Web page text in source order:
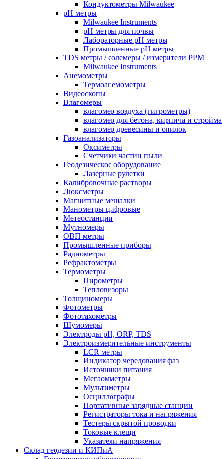
Кондуктометры Milwaukee
pH метры
Milwaukee Instruments
pH метры для почвы
Лабораторные pH метры
Промышленные pH метры
TDS метры / солемеры / измерители PPM
Milwaukee Instruments
Анемометры
Термоанемометры
Видеоскопы
Влагомеры
влагомер воздуха (гигрометры)
влагомер для бетона, кирпича и
влагомер древесины и опилок
Газоанализаторы
Оксиметры
Счетчики частиц пыли
Геодезическое оборудование
Лазерные рулетки
Калибровочные растворы
Люксметры
Магнитные мешалки
Манометры цифровые
Метеостанции
Мутномеры
ОВП метры
Промышленные приборы
Радиометры
Рефрактометры
Термометры
Пирометры
Тепловизоры
Толщиномеры
Фотометры
Фототахометры
Шумомеры
Электроды pH, ORP, TDS
Электроизмерительные инструменты
LCR метры
Индикатор чередования фаз
Источники питания
Мегаомметры
Мультиметры
Осциллографы
Портативные зарядные станции
Регистраторы тока и напряжения
Тестеры скрытой проводки
Токовые клещи
Указатели напряжения
Склад геодезии и КИПиА